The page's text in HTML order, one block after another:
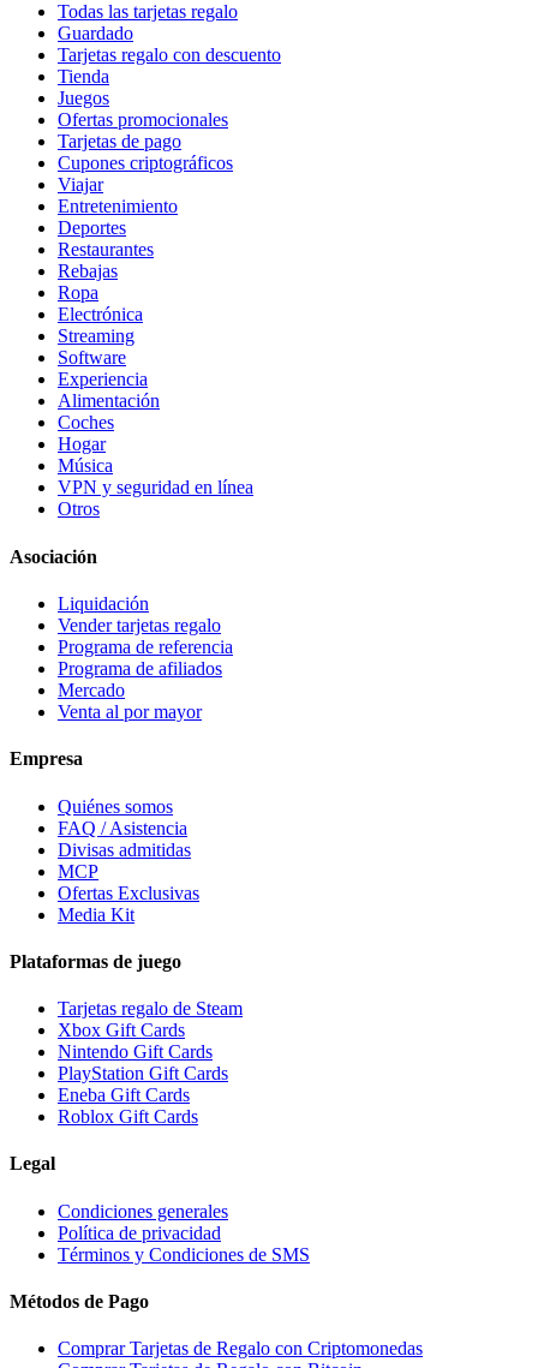
Todas las tarjetas regalo
Guardado
Tarjetas regalo con descuento
Tienda
Juegos
Ofertas promocionales
Tarjetas de pago
Cupones criptográficos
Viajar
Entretenimiento
Deportes
Restaurantes
Rebajas
Ropa
Electrónica
Streaming
Software
Experiencia
Alimentación
Coches
Hogar
Música
VPN y seguridad en línea
Otros
Asociación
Liquidación
Vender tarjetas regalo
Programa de referencia
Programa de afiliados
Mercado
Venta al por mayor
Empresa
Quiénes somos
FAQ / Asistencia
Divisas admitidas
MCP
Ofertas Exclusivas
Media Kit
Plataformas de juego
Tarjetas regalo de Steam
Xbox Gift Cards
Nintendo Gift Cards
PlayStation Gift Cards
Eneba Gift Cards
Roblox Gift Cards
Legal
Condiciones generales
Política de privacidad
Términos y Condiciones de SMS
Métodos de Pago
Comprar Tarjetas de Regalo con Criptomonedas